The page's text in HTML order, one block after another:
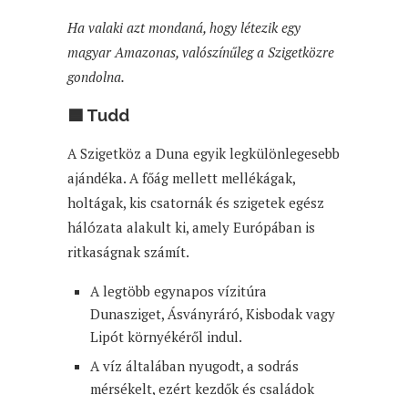
Ha valaki azt mondaná, hogy létezik egy
magyar Amazonas, valószínűleg a Szigetközre
gondolna.
🟦 Tudd
A Szigetköz a Duna egyik legkülönlegesebb
ajándéka. A főág mellett mellékágak,
holtágak, kis csatornák és szigetek egész
hálózata alakult ki, amely Európában is
ritkaságnak számít.
A legtöbb egynapos vízitúra
Dunasziget, Ásványráró, Kisbodak vagy
Lipót környékéről indul.
A víz általában nyugodt, a sodrás
mérsékelt, ezért kezdők és családok